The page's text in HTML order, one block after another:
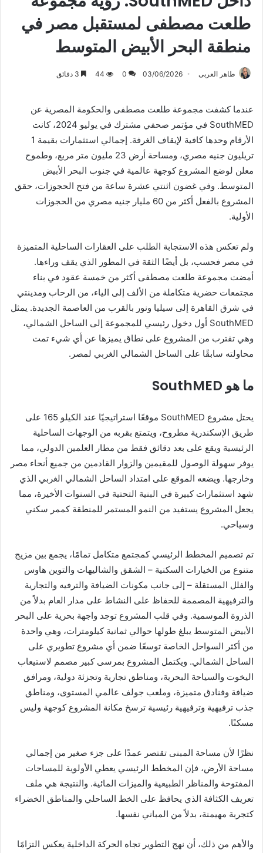
طلعت مصطفى لمستقبل مصر في
منطقة البحر الأبيض المتوسط
طاهر العربى 03/06/2026
0
44
عندما كشفت مجموعة طلعت مصطفى والحكومة المصرية عن
SouthMED في مؤتمر صحفي مشترك في يوليو 2024، كانت
الأرقام وحدها كافية لإيقاف الغرفة. إجمالي استثمارات بقيمة 1
تريليون جنيه مصري، ومساحة أرض 23 مليون متر مربع، وطموح
معلن لوضع المشروع كوجهة عالمية في جنوب البحر الأبيض
المتوسط. وفي غضون اثنتي عشرة ساعة من فتح الحجوزات، حقق
المشروع بالفعل أكثر من 60 مليار جنيه مصري من الحجوزات
الأولية.
ولم تعكس هذه الاستجابة الطلب على العقارات الساحلية المتميزة
في مصر فحسب، بل أيضًا الثقة في المطور الذي يقف وراءها.
أمضت مجموعة طلعت مصطفى أكثر من خمسة عقود في بناء
مجتمعات حضرية متكاملة من الألف إلى الياء، من الرحاب ومدينتي
في شرق القاهرة إلى سيليا ونور بالقرب من العاصمة الجديدة. يمثل
SouthMED أول دخول رئيسي للمجموعة إلى الساحل الشمالي،
وهي تقترب من المشروع على نطاق يميزها عن أي شيء تمت
محاولته سابقًا على الساحل الشمالي الغربي لمصر.
ما هو SouthMED
يحتل مشروع SouthMED موقعًا استراتيجيًا عند الكيلو 165 على
طريق الإسكندرية مطروح، ويتمتع بقربه من الوجهات الساحلية
الرئيسية ويقع على بعد دقائق فقط من مطار العلمين الدولي، مما
يوفر سهولة الوصول للمقيمين والزوار القادمين من جميع أنحاء مصر
وخارجها. ويضعه الموقع على امتداد الساحل الشمالي الغربي الذي
شهد استثمارات كبيرة في البنية التحتية في السنوات الأخيرة، مما
يجعل المشروع يستفيد من النمو المستمر للمنطقة كممر سكني
وسياحي.
تم تصميم المخطط الرئيسي كمجتمع متكامل تمامًا، يجمع بين مزيج
متنوع من الخيارات السكنية – الشقق والشاليهات والتوين هاوس
والفلل المستقلة – إلى جانب مكونات الضيافة والترفيه والتجارية
والترفيهية المصممة للحفاظ على النشاط على مدار العام بدلاً من
الذروة الموسمية. وفي قلب المشروع توجد واجهة بحرية على البحر
الأبيض المتوسط ​​يبلغ طولها حوالي ثمانية كيلومترات، وهي واحدة
من أكثر السواحل الخاصة توسعًا ضمن أي مشروع تطويري على
الساحل الشمالي. ويكتمل المشروع بمرسى كبير مصمم لاستيعاب
اليخوت والسياحة البحرية، ومناطق تجارية وتجزئة دولية، ومرافق
ضيافة وفنادق متميزة، وملعب جولف عالمي المستوى، ومناطق
جذب ترفيهية وترفيهية رئيسية ترسخ مكانة المشروع كوجهة وليس
مسكنًا.
نظرًا لأن مساحة المبنى تقتصر عمدًا على جزء صغير من إجمالي
مساحة الأرض، فإن المخطط الرئيسي يعطي الأولوية للمساحات
المفتوحة والمناظر الطبيعية والميزات المائية. والنتيجة هي ملف
تعريف الكثافة الذي يحافظ على الخط الساحلي والمناطق الخضراء
كتجربة مهيمنة، بدلاً من المباني نفسها.
والأهم من ذلك، أن نهج التطوير تجاه الحركة الداخلية يعكس التزامًا